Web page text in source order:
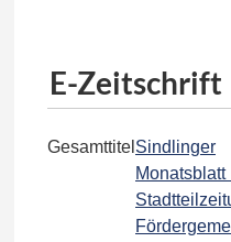
E-Zeitschrift
Gesamttitel Sindlinger
Monatsblatt